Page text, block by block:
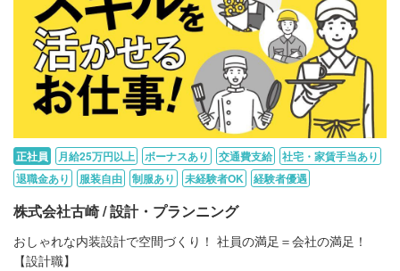
正社員 月給25万円以上 ボーナスあり 交通費支給
社宅・家賃手当あり
退職金あり
服装自由 制服あり 未経験者OK 経験者優遇
株式会社古崎 / 設計・プランニング
おしゃれな内装設計で空間づくり！ 社員の満足＝会社の満足！
【設計職】